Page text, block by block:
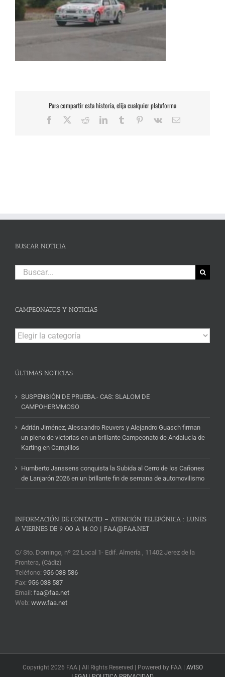
Para compartir esta historia, elija cualquier plataforma
Facebook RedditLinkedInTumblr Pinterest
Vk
Correo
BUSCAR NOTICIA
Buscar:
CAMPEONATOS Y NOTICIAS
Campeonatos
y
ÚLTIMAS NOTICIAS
SUSPENSIÓN DE PRUEBA.- CAS: SLALOM DE
CAMPOHERMMOSO
Adrián Jiménez, Alessandro Reuvers y Alejandro Guasch firman
un pleno de victorias en un brillante Campeonato de Andalucía de
Karting en Campillos
Humberto Janssens conquista la Subida al Cerro de los Cañones
de Lanjarón 2026 en un brillante fin de semana de automovilismo
INFORMACIÓN DE CONTACTO – ATENCIÓN TELEFÓNICA : LUNES
A VIERNES DE 9:00 A 14:00 | FAA@FAA.NET
C/ Sto. Domingo, nº 22 Local 1- Edif. Almería , 11402 Jerez de la
Frontera, (Cádiz)
Teléfono: 956 038 586
Fax: 956 038 587
Email: faa@faa.net
Web: www.faa.net
Copyright 2026 FAA | All Rights Reserved | Powered by FAA | AVISO